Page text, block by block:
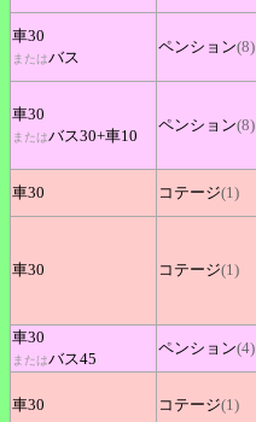
車30
またはバス
ペンション(8)
車30
またはバス30+車10
ペンション(8)
車30 コテージ(1)
車30 コテージ(1)
車30
またはバス45
ペンション(4)
車30 コテージ(1)